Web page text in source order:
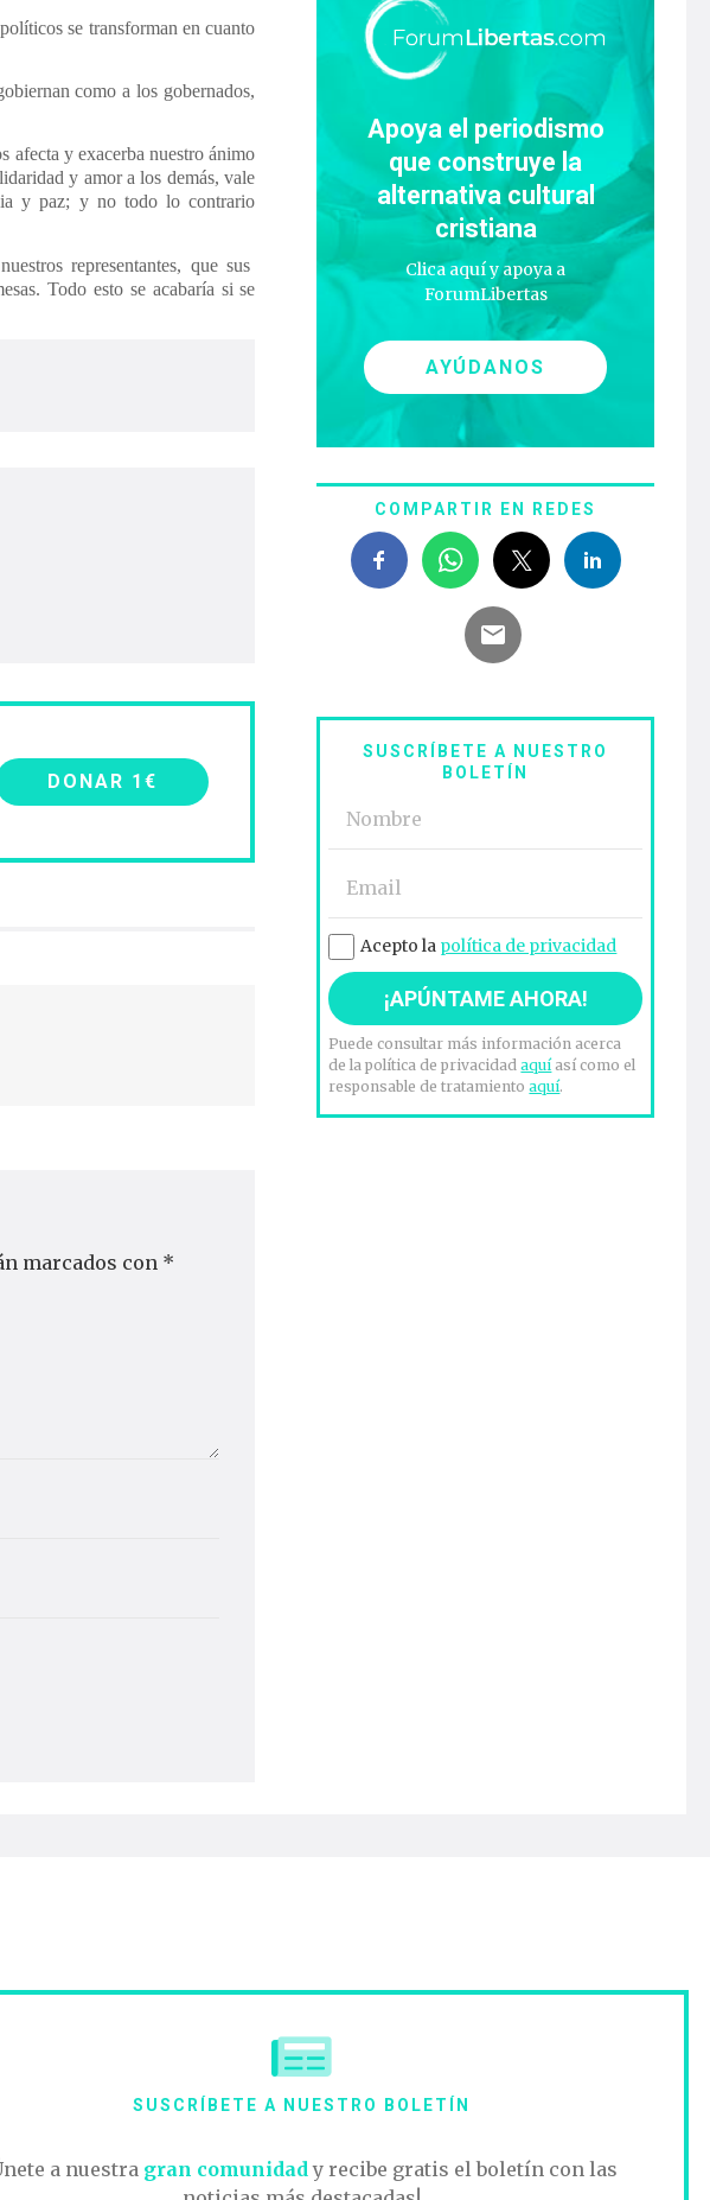
se transforman en cuanto
como a los gobernados,
afecta y exacerba nuestro ánimo
y amor a los demás, vale
y paz; y no todo lo contrario
representantes, que sus
Todo esto se acabaría si se
DONAR 1€
marcados con *
Apoya el periodismo
que construye la
alternativa cultural
cristiana
Clica aquí y apoya a
ForumLibertas
AYÚDANOS
COMPARTIR EN REDES
SUSCRÍBETE A NUESTRO
BOLETÍN
Acepto la política de privacidad
Puede consultar más información acerca
de la política de privacidadaquíasí como el
responsable de tratamientoaquí.
SUSCRÍBETE A NUESTRO BOLETÍN
a nuestra gran comunidady recibe gratis el boletín con las